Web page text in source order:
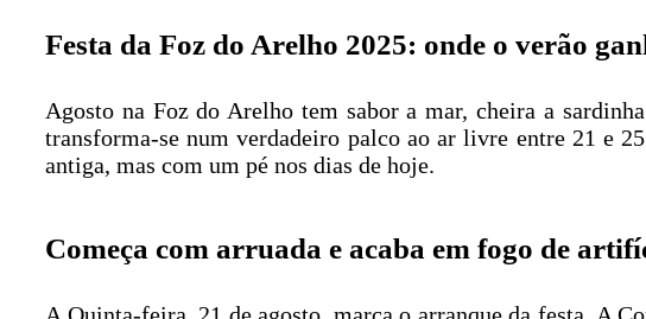
Festa da Foz do Arelho 2025: onde o verão
Agosto na Foz do Arelho tem sabor a mar, cheira a
transforma-se num verdadeiro palco ao ar livre entre 21 e
antiga, mas com um pé nos dias de hoje.
Começa com arruada e acaba em fogo de